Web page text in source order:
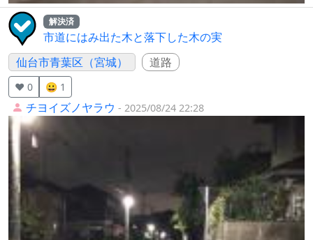
解決済
市道にはみ出た木と落下した木の実
仙台市青葉区（宮城）
道路
❤️ 0 😀 1
チヨイズノヤラウ - 2025/08/24 22:28